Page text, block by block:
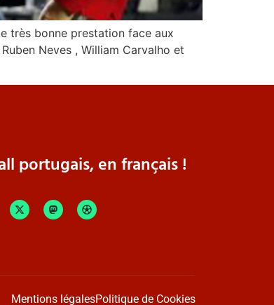
très bonne prestation face aux
Neves , William Carvalho et
portugais, en français !
Mentions légalesPolitique de Cookies